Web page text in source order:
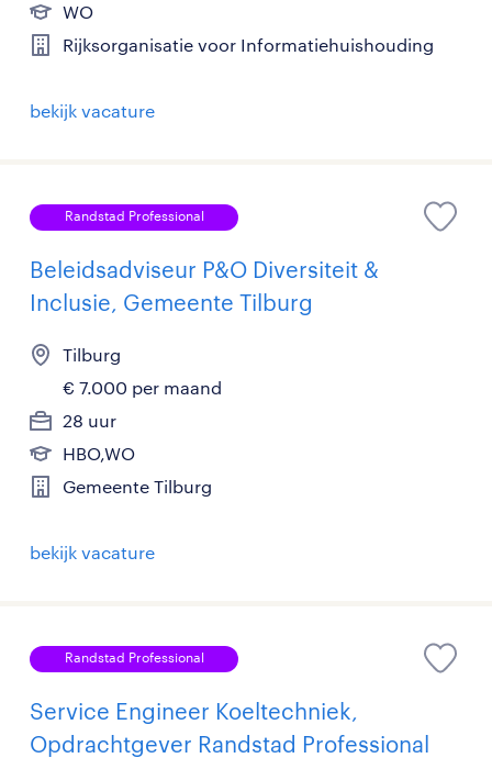
WO
Rijksorganisatie voor Informatiehuishouding
bekijk vacature
Randstad Professional
Beleidsadviseur P&O Diversiteit &
Inclusie, Gemeente Tilburg
Tilburg
€ 7.000 per maand
28 uur
HBO,WO
Gemeente Tilburg
bekijk vacature
Randstad Professional
Service Engineer Koeltechniek,
Opdrachtgever Randstad Professional